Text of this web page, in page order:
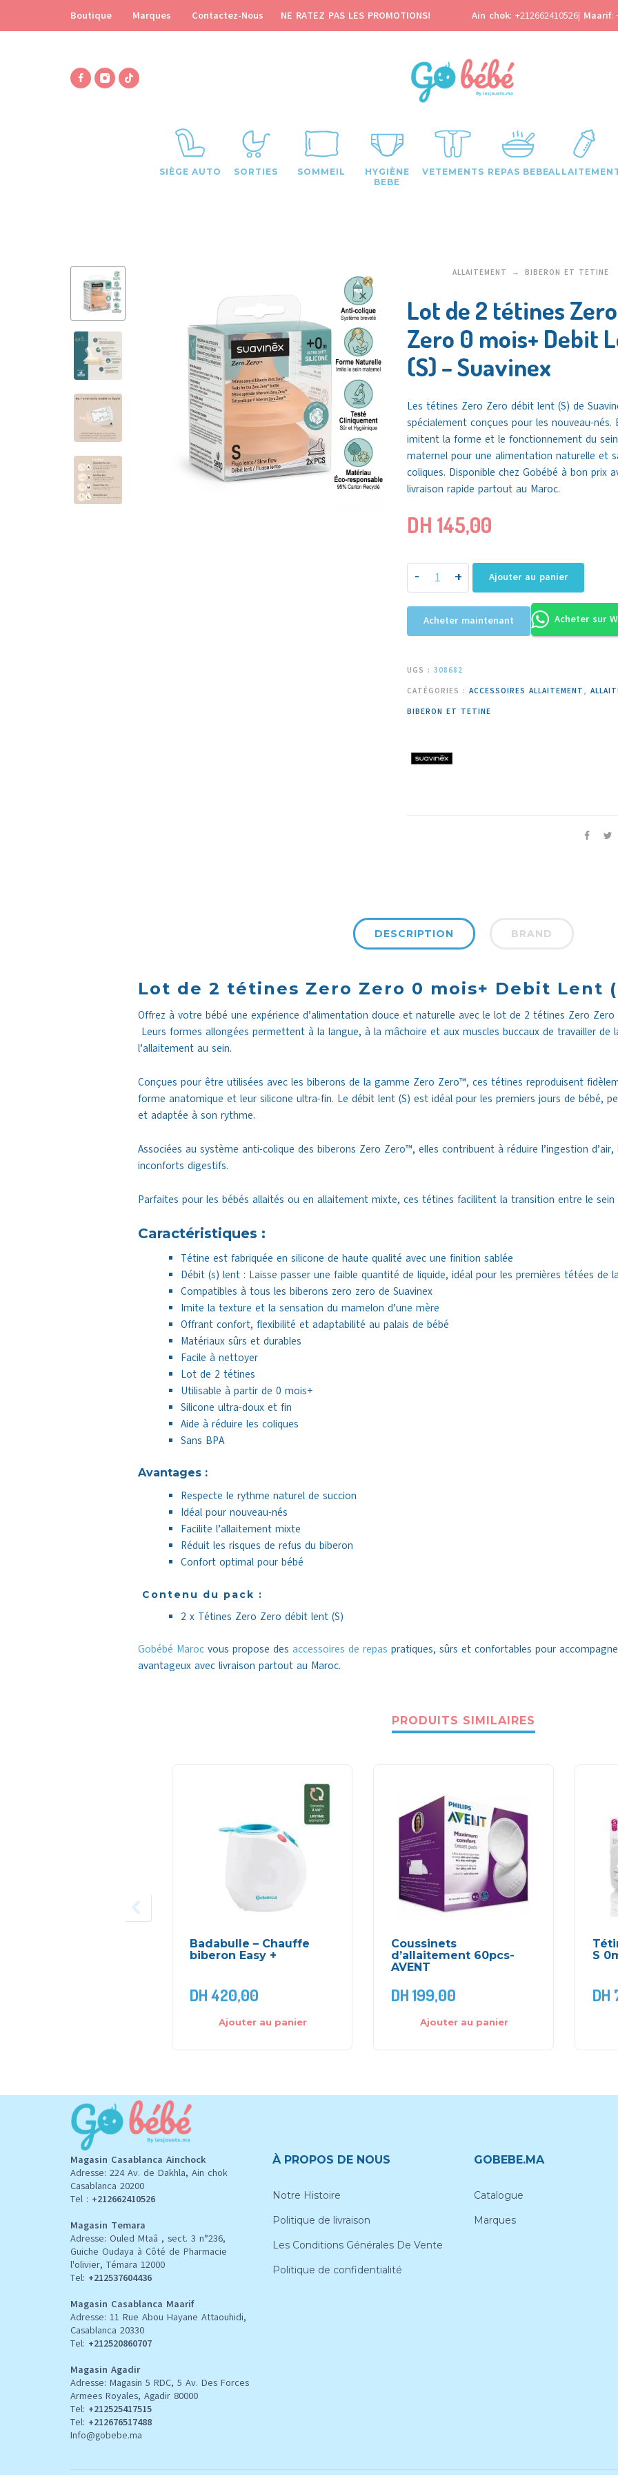
Boutique Marques Contactez-Nous NE RATEZ PAS LES PROMOTIONS! Ain chok: +212662410526| Maarif:
SIÈGE AUTO SORTIES SOMMEIL
HYGIÈNE
BEBE
VETEMENTS REPAS BEBE
ALLAITEMENT BIBERON ET TETINE
Lot de 2 tétines Zero
Zero 0 mois+ Debit
(S) – Suavinex
Les tétines Zero Zero débit lent (S) de
spécialement conçues pour les nouveau-nés.
imitent la forme et le fonctionnement du sein
maternel pour une alimentation naturelle et
coliques. Disponible chez Gobébé à bon prix
livraison rapide partout au Maroc.
DH 145,00
- + Ajouter au panier
Acheter maintenant Acheter sur
UGS : 308682
CATÉGORIES : ACCESSOIRES ALLAITEMENT ,
BIBERON ET TETINE
DESCRIPTION BRAND
Lot de 2 tétines Zero Zero 0 mois+ Debit Lent
Offrez à votre bébé une expérience d’alimentation douce et naturelle avec le lot de 2 tétines Zero Zero
Leurs formes allongées permettent à la langue, à la mâchoire et aux muscles buccaux de travailler de
l’allaitement au sein.
Conçues pour être utilisées avec les biberons de la gamme Zero Zero™, ces tétines reproduisent
forme anatomique et leur silicone ultra-fin. Le débit lent (S) est idéal pour les premiers jours de bébé,
et adaptée à son rythme.
Associées au système anti-colique des biberons Zero Zero™, elles contribuent à réduire l’ingestion
inconforts digestifs.
Parfaites pour les bébés allaités ou en allaitement mixte, ces tétines facilitent la transition entre le sein
Caractéristiques :
Tétine est fabriquée en silicone de haute qualité avec une finition sablée
Débit (s) lent : Laisse passer une faible quantité de liquide, idéal pour les premières tétées de
Compatibles à tous les biberons zero zero de Suavinex
Imite la texture et la sensation du mamelon d’une mère
Offrant confort, flexibilité et adaptabilité au palais de bébé
Matériaux sûrs et durables
Facile à nettoyer
Lot de 2 tétines
Utilisable à partir de 0 mois+
Silicone ultra-doux et fin
Aide à réduire les coliques
Sans BPA
Avantages :
Respecte le rythme naturel de succion
Idéal pour nouveau-nés
Facilite l’allaitement mixte
Réduit les risques de refus du biberon
Confort optimal pour bébé
Contenu du pack :
2 x Tétines Zero Zero débit lent (S)
Gobébé Marocvous propose des accessoires de repas pratiques, sûrs et confortables pour
avantageux avec livraison partout au Maroc.
PRODUITS SIMILAIRES
Badabulle – Chauffe
biberon Easy +
DH 420,00
Ajouter au panier
Coussinets
d’allaitement 60pcs-
AVENT
DH199,00
Ajouter au panier
S
DH
Magasin Casablanca Ainchock
Adresse: 224 Av. de Dakhla, Ain chok
Casablanca 20200
Tel : +212662410526
Magasin Temara
Adresse: Ouled Mtaâ , sect. 3 n°236,
Guiche Oudaya à Côté de Pharmacie
l'olivier, Témara 12000
Tel: +212537604436
Magasin Casablanca Maarif
Adresse: 11 Rue Abou Hayane Attaouhidi,
Casablanca 20330
Tel: +212520860707
Magasin Agadir
Adresse: Magasin 5 RDC, 5 Av. Des Forces
Armees Royales, Agadir 80000
Tel: +212525417515
Tel: +212676517488
Info@gobebe.ma
À PROPOS DE NOUS
Notre Histoire
Politique de livraison
Les Conditions Générales De Vente
Politique de confidentialité
GOBEBE.MA
Catalogue
Marques